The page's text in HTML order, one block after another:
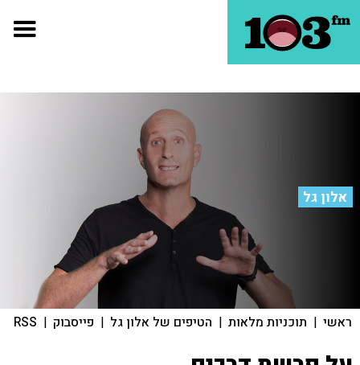
אלון גל
ראשי | תוכניות מלאות | הטיפים של אלון גל | פייסבוק |
RSS